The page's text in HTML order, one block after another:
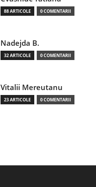
88 ARTICOLE 0 COMENTARII
Nadejda B.
32 ARTICOLE 0 COMENTARII
Vitalii Mereutanu
23 ARTICOLE 0 COMENTARII